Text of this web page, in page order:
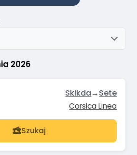
2026
Skikda→Sete
Corsica Linea
Szukaj